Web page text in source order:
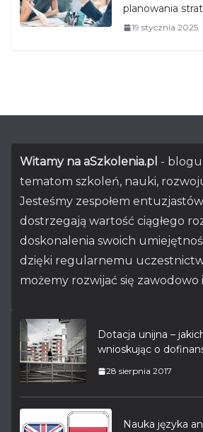
planowania
19 stycznia 2025
Witamy na aSzkolenia.pl -
tematom szkoleń, nauki,
Jesteśmy zespołem
dostrzegają wartość ciągłego
doskonalenia swoich
dzięki regularnemu
możemy rozwijać się zawodowo i
Dotacja unijna –
wnioskując o
28 sierpnia 2017
Nauka języka